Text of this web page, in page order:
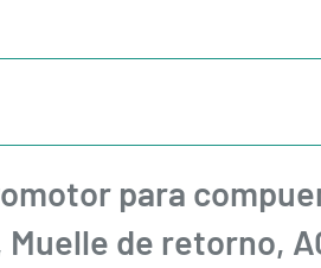
para
de retorno,